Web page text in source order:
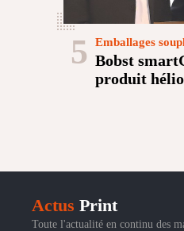
5 Bobst
produit hélio
Emballages
Actus Print
Toute l'actualité en continu des